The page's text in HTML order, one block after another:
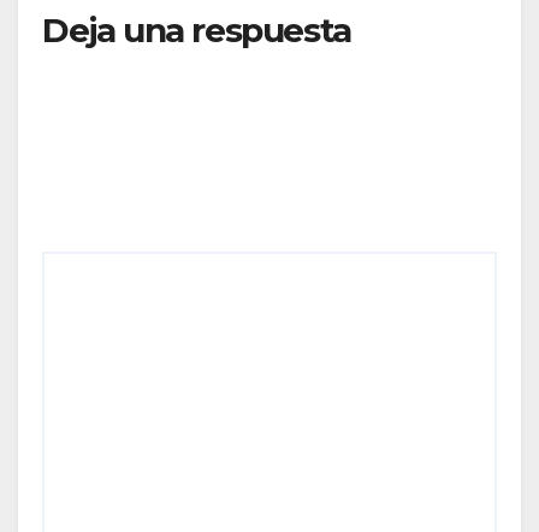
Deja una respuesta